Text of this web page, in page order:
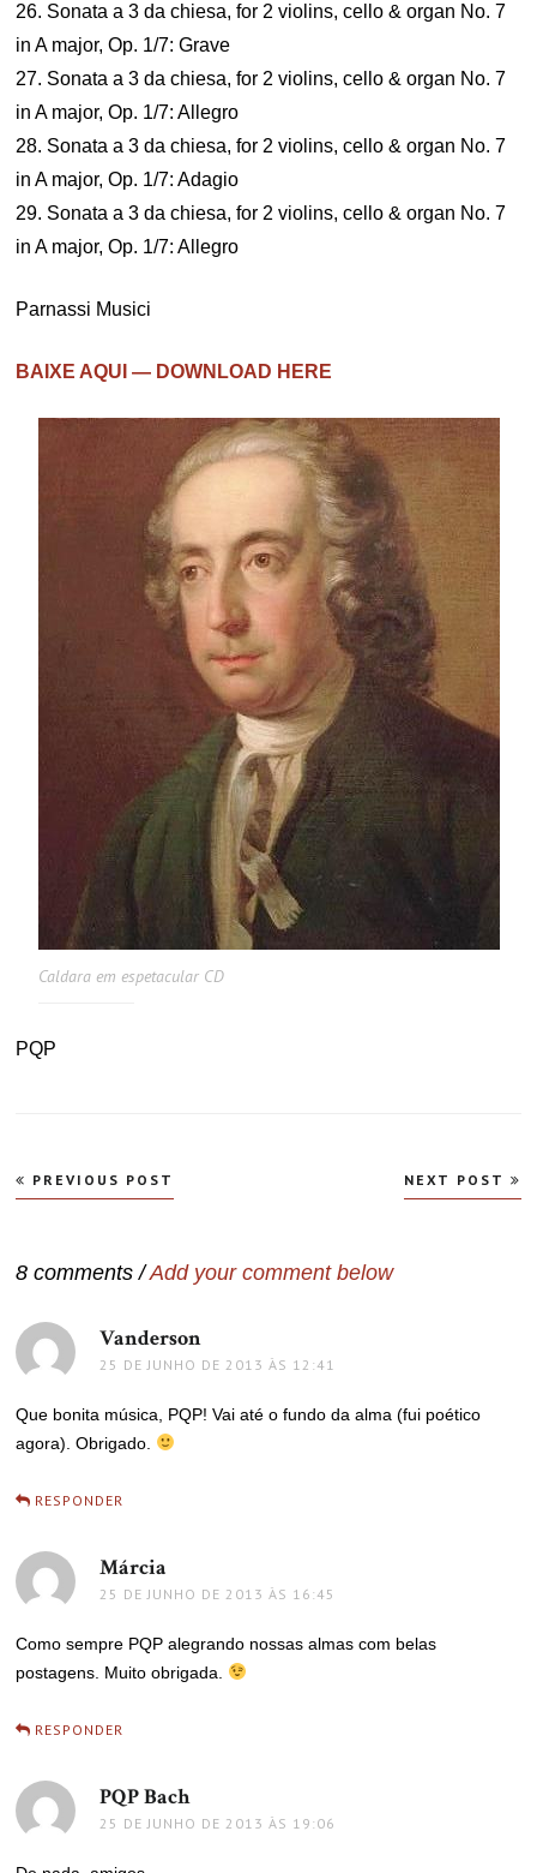
26. Sonata a 3 da chiesa, for 2 violins, cello & organ No. 7
in A major, Op. 1/7: Grave
27. Sonata a 3 da chiesa, for 2 violins, cello & organ No. 7
in A major, Op. 1/7: Allegro
28. Sonata a 3 da chiesa, for 2 violins, cello & organ No. 7
in A major, Op. 1/7: Adagio
29. Sonata a 3 da chiesa, for 2 violins, cello & organ No. 7
in A major, Op. 1/7: Allegro
Parnassi Musici
BAIXE AQUI — DOWNLOAD HERE
Caldara em espetacular CD
PQP
Navegação
de
PREVIOUS POST NEXT POST
8 comments /Add your comment below
Vanderson
25 DE JUNHO DE 2013 ÀS 12:41
Que bonita música, PQP! Vai até o fundo da alma (fui poético
agora). Obrigado.
RESPONDER
Márcia
25 DE JUNHO DE 2013 ÀS 16:45
Como sempre PQP alegrando nossas almas com belas
postagens. Muito obrigada.
RESPONDER
PQP Bachdisse:
25 DE JUNHO DE 2013 ÀS 19:06